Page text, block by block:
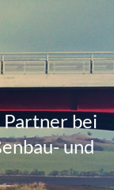
bei
und